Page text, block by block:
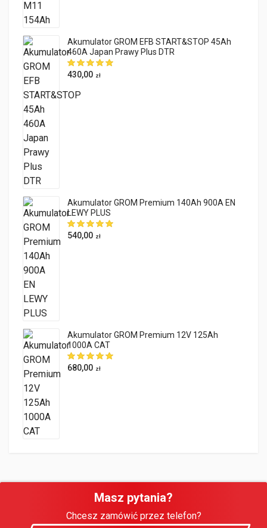
Akumulator GROM EFB START&STOP 45Ah
460A Japan Prawy Plus DTR
430,00 zł
Akumulator GROM Premium 140Ah 900A EN
LEWY PLUS
540,00 zł
Akumulator GROM Premium 12V 125Ah
1000A CAT
680,00 zł
Masz pytania?
Chcesz zamówić przez telefon?